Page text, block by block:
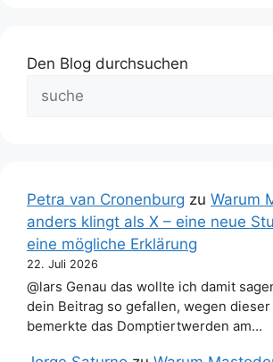
Den Blog durchsuchen
Petra van Cronenburg zu Warum
anders klingt als X – eine neue
eine mögliche Erklärung
22. Juli 2026
@lars Genau das wollte ich damit
dein Beitrag so gefallen, wegen dieser
bemerkte das Domptiertwerden am…